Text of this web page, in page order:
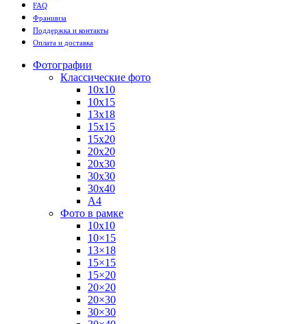
FAQ
Франшиза
Поддержка и контакты
Оплата и доставка
Фотографии
Классические фото
10х10
10х15
13х18
15х15
15х20
20х20
20х30
30х30
30х40
А4
Фото в рамке
10х10
10×15
13×18
15×15
15×20
20×20
20×30
30×30